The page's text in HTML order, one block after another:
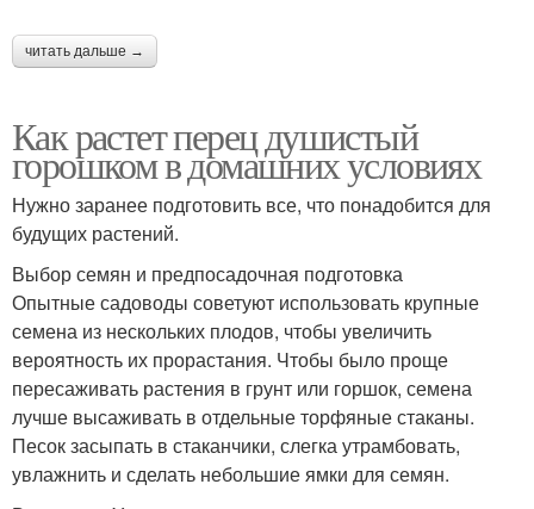
читать дальше →
Как растет перец душистый
горошком в домашних условиях
Нужно заранее подготовить все, что понадобится для
будущих растений.
Выбор семян и предпосадочная подготовка
Опытные садоводы советуют использовать крупные
семена из нескольких плодов, чтобы увеличить
вероятность их прорастания. Чтобы было проще
пересаживать растения в грунт или горшок, семена
лучше высаживать в отдельные торфяные стаканы.
Песок засыпать в стаканчики, слегка утрамбовать,
увлажнить и сделать небольшие ямки для семян.